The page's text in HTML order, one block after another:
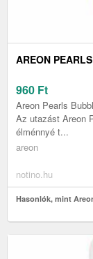
AREON
960 Ft
Areon Pearls
Az utazást Areon
élménnyé t...
areon
notino.hu
Hasonlók, mint